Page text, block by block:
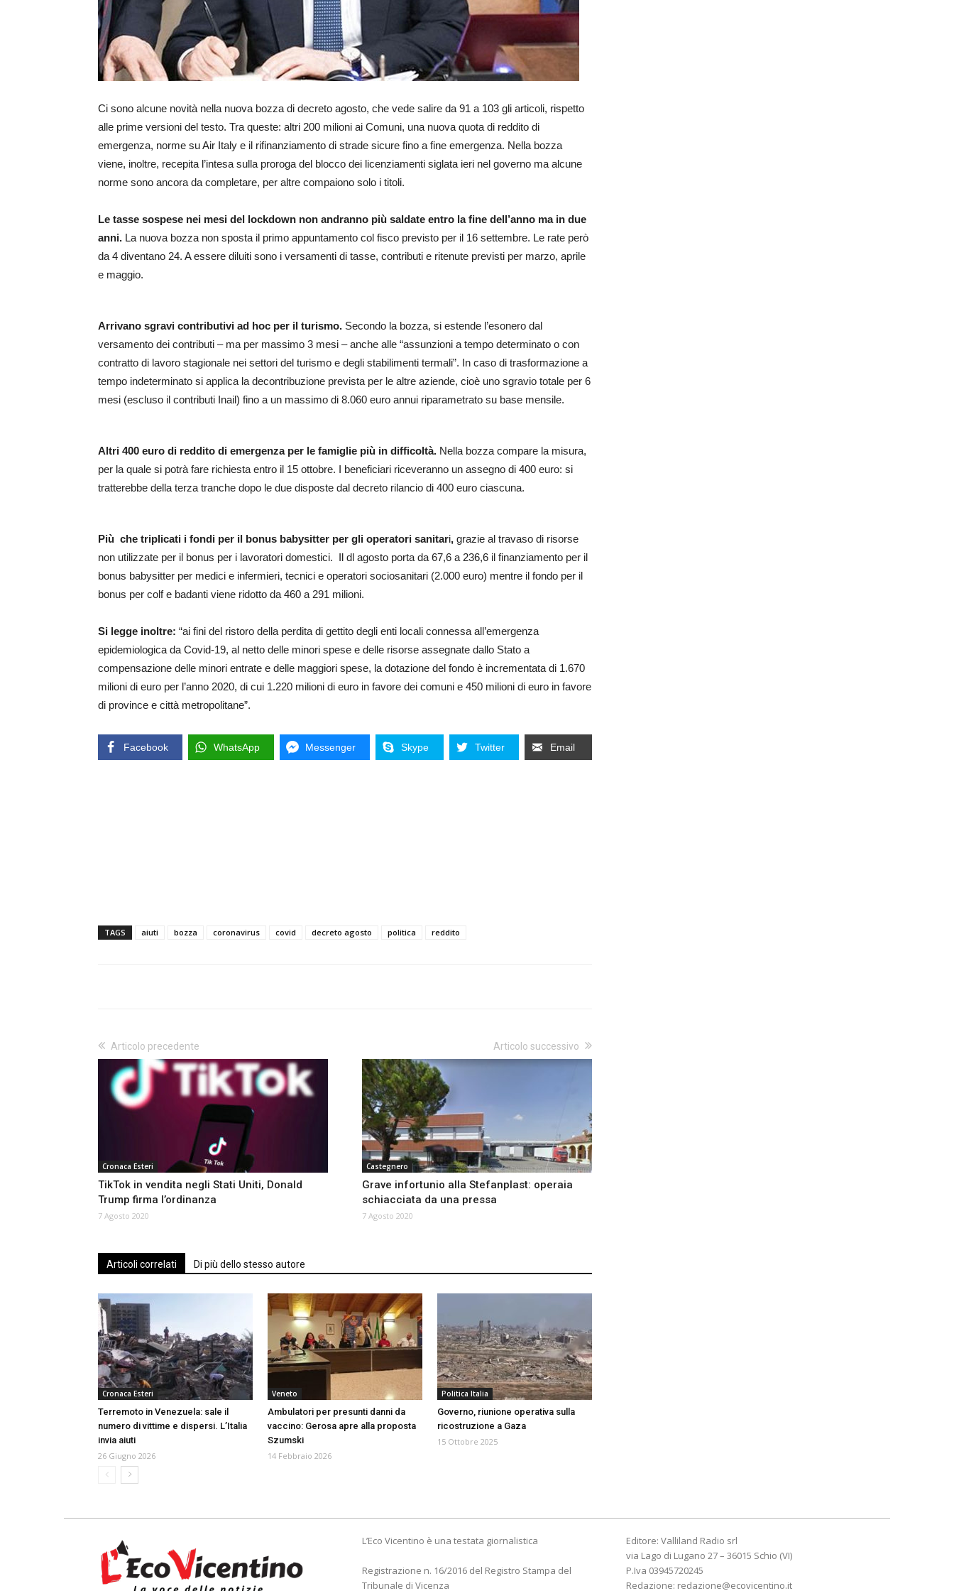
Ci sono alcune novità nella nuova bozza di decreto agosto, che vede salire da 91 a 103 gli articoli, rispetto
alle prime versioni del testo. Tra queste: altri 200 milioni ai Comuni, una nuova quota di reddito di
emergenza, norme su Air Italy e il rifinanziamento di strade sicure fino a fine emergenza. Nella bozza
viene, inoltre, recepita l’intesa sulla proroga del blocco dei licenziamenti siglata ieri nel governo ma alcune
norme sono ancora da completare, per altre compaiono solo i titoli.
Le tasse sospese nei mesi del lockdown non andranno più saldate entro la fine dell’anno ma in due
anni. La nuova bozza non sposta il primo appuntamento col fisco previsto per il 16 settembre. Le rate però
da 4 diventano 24. A essere diluiti sono i versamenti di tasse, contributi e ritenute previsti per marzo, aprile
e maggio.
Arrivano sgravi contributivi ad hoc per il turismo. Secondo la bozza, si estende l’esonero dal
versamento dei contributi – ma per massimo 3 mesi – anche alle “assunzioni a tempo determinato o con
contratto di lavoro stagionale nei settori del turismo e degli stabilimenti termali”. In caso di trasformazione a
tempo indeterminato si applica la decontribuzione prevista per le altre aziende, cioè uno sgravio totale per 6
mesi (escluso il contributi Inail) fino a un massimo di 8.060 euro annui riparametrato su base mensile.
Altri 400 euro di reddito di emergenza per le famiglie più in difficoltà. Nella bozza compare la misura,
per la quale si potrà fare richiesta entro il 15 ottobre. I beneficiari riceveranno un assegno di 400 euro: si
tratterebbe della terza tranche dopo le due disposte dal decreto rilancio di 400 euro ciascuna.
Più che triplicati i fondi per il bonus babysitter per gli operatori sanitari, grazie al travaso di risorse
non utilizzate per il bonus per i lavoratori domestici. Il dl agosto porta da 67,6 a 236,6 il finanziamento per il
bonus babysitter per medici e infermieri, tecnici e operatori sociosanitari (2.000 euro) mentre il fondo per il
bonus per colf e badanti viene ridotto da 460 a 291 milioni.
Si legge inoltre: “ai fini del ristoro della perdita di gettito degli enti locali connessa all’emergenza
epidemiologica da Covid-19, al netto delle minori spese e delle risorse assegnate dallo Stato a
compensazione delle minori entrate e delle maggiori spese, la dotazione del fondo è incrementata di 1.670
milioni di euro per l’anno 2020, di cui 1.220 milioni di euro in favore dei comuni e 450 milioni di euro in favore
di province e città metropolitane”.
Facebook WhatsApp Messenger Skype Twitter Email
TAGS aiuti bozza coronavirus covid decreto agosto politica reddito
Articolo precedente
Cronaca Esteri
TikTok in vendita negli Stati Uniti, Donald
Trump firma l’ordinanza
7 Agosto 2020
Articolo successivo
Castegnero
Grave infortunio alla Stefanplast: operaia
schiacciata da una pressa
7 Agosto 2020
Articoli correlati Di più dello stesso autore
Cronaca Esteri
Terremoto in Venezuela: sale il
numero di vittime e dispersi. L’Italia
invia aiuti
26 Giugno 2026
Veneto
Ambulatori per presunti danni da
vaccino: Gerosa apre alla proposta
Szumski
14 Febbraio 2026
Politica Italia
Governo, riunione operativa sulla
ricostruzione a Gaza
15 Ottobre 2025
L’Eco Vicentino è una testata giornalistica
Registrazione n. 16/2016 del Registro Stampa del
Tribunale di Vicenza
Editore: Valliland Radio srl
via Lago di Lugano 27 – 36015 Schio (VI)
P.Iva 03945720245
Redazione: redazione@ecovicentino.it